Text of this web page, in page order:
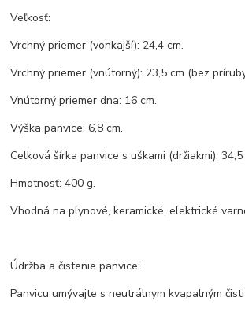
Veľkosť:
Vrchný priemer (vonkajší): 24,4 cm.
Vrchný priemer (vnútorný): 23,5 cm (bez
Vnútorný priemer dna: 16 cm.
Výška panvice: 6,8 cm.
Celková šírka panvice s uškami (držiakmi): 34,5
Hmotnosť: 400 g.
Vhodná na plynové, keramické, elektrické
Údržba a čistenie panvice:
Panvicu umývajte s neutrálnym kvapalným